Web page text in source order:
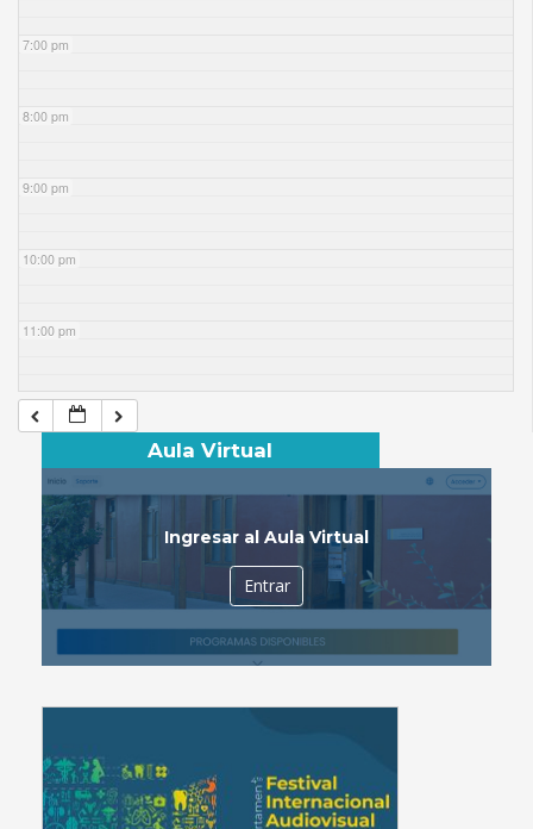
7:00 pm
8:00 pm
9:00 pm
10:00 pm
11:00 pm
Aula Virtual
Ingresar al Aula Virtual
Entrar